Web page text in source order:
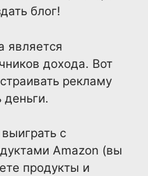
блог!
является
дохода. Вот
рекламу
деньги.
с
Amazon (вы
продукты и